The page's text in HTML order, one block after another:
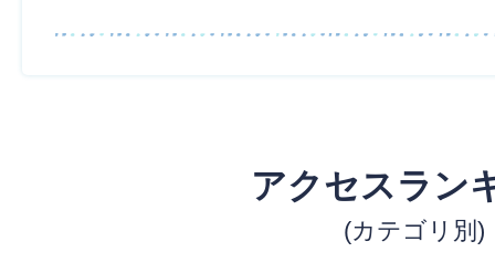
アクセスラン
(カテゴリ別)